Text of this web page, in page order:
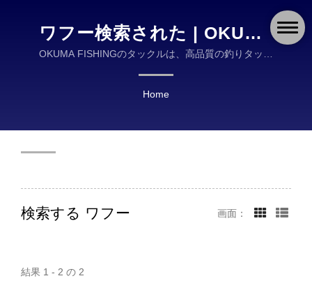
ワフー検索された | OKUMA
FISHING TACKLE CO.,
LTD.
OKUMA FISHINGのタックルは、高品質の釣りタック
Home
検索する ワフー 画面：
結果 1 - 2 の 2